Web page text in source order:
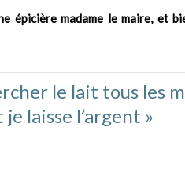
épicière madame le maire, et
le lait tous les
laisse l’argent »